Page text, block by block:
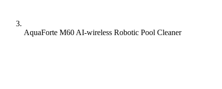
AquaForte M60 AI-wireless Robotic Pool Cleaner